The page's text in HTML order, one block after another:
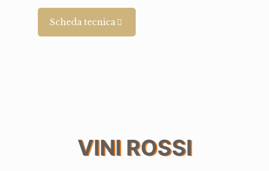
Scheda tecnica
VINI ROSSI